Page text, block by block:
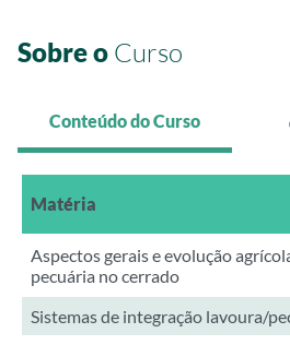
Sobre o Curso
Conteúdo do Curso
Matéria
Aspectos gerais e evolução
pecuária no cerrado
Sistemas de integração lavoura/